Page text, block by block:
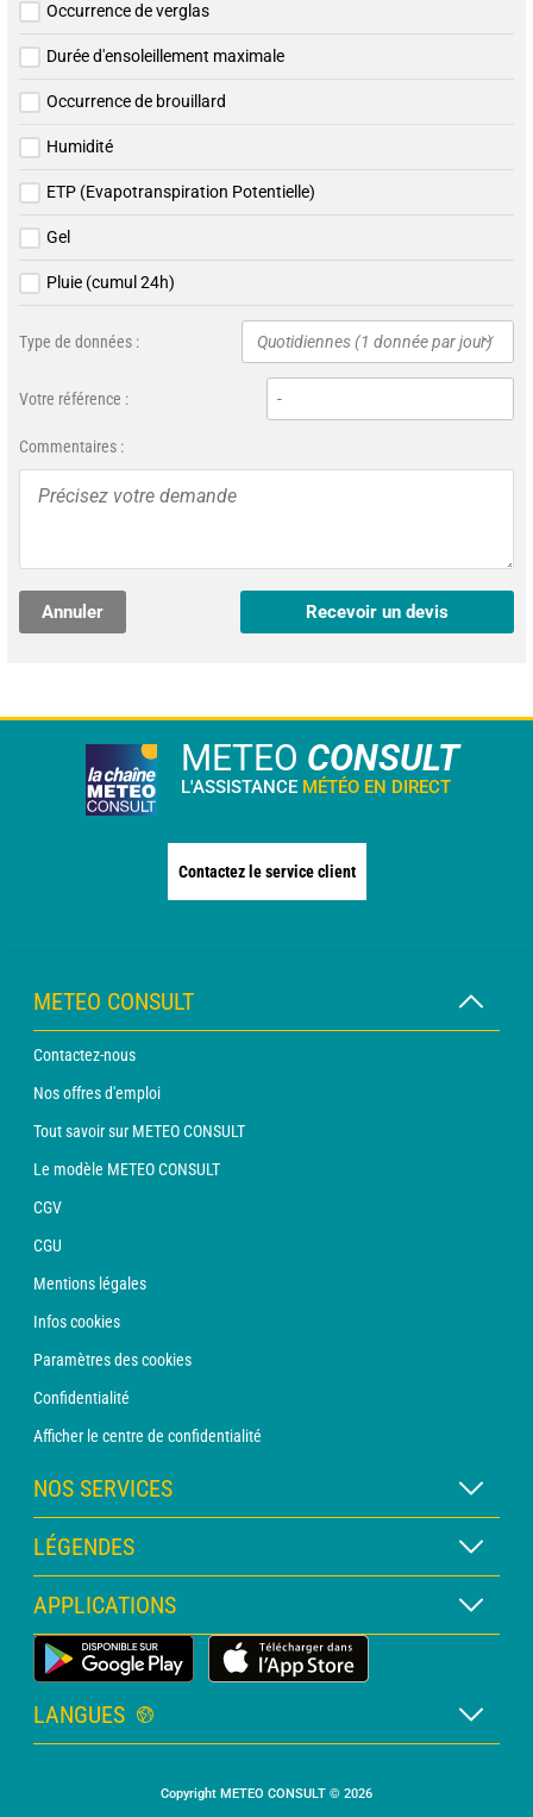
Occurrence de verglas
Durée d'ensoleillement maximale
Occurrence de brouillard
Humidité
ETP (Evapotranspiration Potentielle)
Gel
Pluie (cumul 24h)
Type de données : Quotidiennes (1 donnée par jour)
Votre référence :
Commentaires :
Annuler Recevoir un devis
METEO CONSULT
L'ASSISTANCE MÉTÉO EN DIRECT
Contactez le service client
METEO CONSULT
Contactez-nous
Nos offres d'emploi
Tout savoir sur METEO CONSULT
Le modèle METEO CONSULT
CGV
CGU
Mentions légales
Infos cookies
Paramètres des cookies
Confidentialité
Afficher le centre de confidentialité
NOS SERVICES
Abonnement METEO Xpert
Abonnement METEO PRO
Consultation avec un prévisionniste
Bulletin PRO
LÉGENDES
Légende des cartes
Légende des pictogrammes
Glossaire
APPLICATIONS
Application Météo Terrestre
LANGUES
Copyright METEO CONSULT © 2026